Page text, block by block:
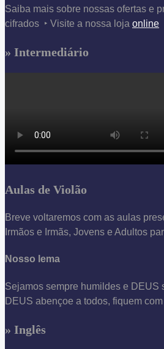
Saiba mais sobre nossas ofertas e
cifrados ‣ Visite a nossa loja online
» Intermediário
Aulas de Violão
Breve voltaremos com as aulas
Irmãos e Irmãs, Jovens e Adultos
Nosso lema
Sejamos sempre humildes e DEUS
DEUS abençoe a todos, fiquem
» Inglês